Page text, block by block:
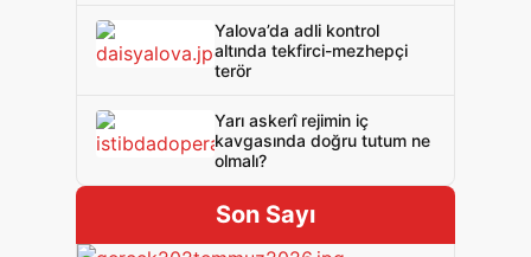
Yalova’da adli kontrol
altında tekfirci-mezhepçi
terör
Yarı askerî rejimin iç
kavgasında doğru tutum ne
olmalı?
Son Sayı